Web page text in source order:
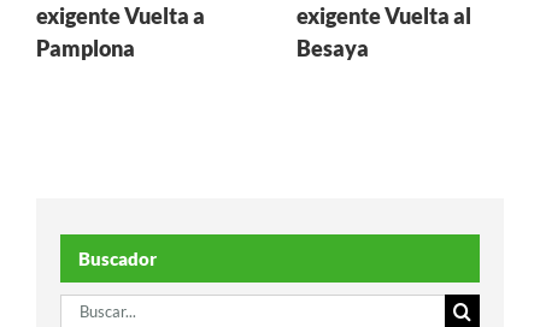
exigente Vuelta a
Pamplona
exigente Vuelta al
Besaya
Buscador
Buscar: